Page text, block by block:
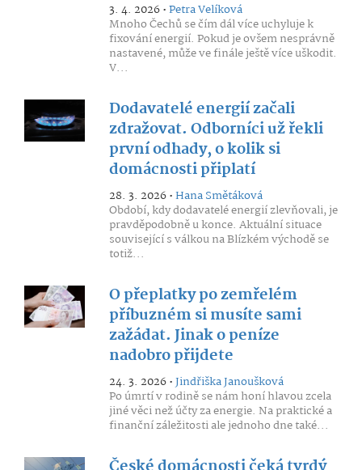
3. 4. 2026 •Petra Velíková
Mnoho Čechů se čím dál více uchyluje k
fixování energií. Pokud je ovšem nesprávně
nastavené, může ve finále ještě více uškodit.
V...
Dodavatelé energií začali
zdražovat. Odborníci už řekli
první odhady, o kolik si
domácnosti připlatí
28. 3. 2026 •Hana Smětáková
Období, kdy dodavatelé energií zlevňovali, je
pravděpodobně u konce. Aktuální situace
související s válkou na Blízkém východě se
totiž...
O přeplatky po zemřelém
příbuzném si musíte sami
zažádat. Jinak o peníze
nadobro přijdete
24. 3. 2026 •Jindřiška Janoušková
Po úmrtí v rodině se nám honí hlavou zcela
jiné věci než účty za energie. Na praktické a
finanční záležitosti ale jednoho dne také...